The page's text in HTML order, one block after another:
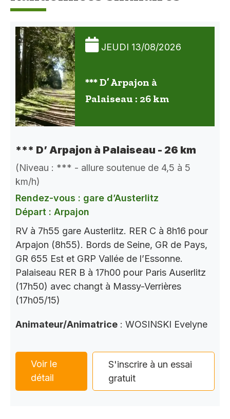
JEUDI 13/08/2026
*** D’ Arpajon à
Palaiseau : 26 km
*** D’ Arpajon à Palaiseau - 26 km
(Niveau : *** - allure soutenue de 4,5 à 5
km/h)
Rendez-vous : gare d’Austerlitz
Départ : Arpajon
RV à 7h55 gare Austerlitz. RER C à 8h16 pour
Arpajon (8h55). Bords de Seine, GR de Pays,
GR 655 Est et GRP Vallée de l’Essonne.
Palaiseau RER B à 17h00 pour Paris Auserlitz
(17h50) avec changt à Massy-Verrières
(17h05/15)
Animateur/Animatrice : WOSINSKI Evelyne
Voir le
détail
S'inscrire à un essai
gratuit